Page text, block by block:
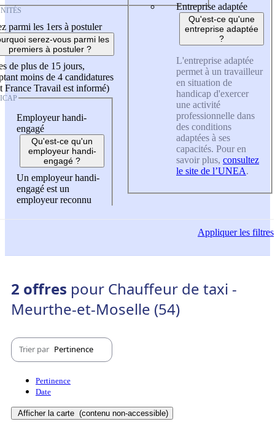
parmi les 1ers à postuler
serez-vous parmi les
premiers à postuler ?
de plus de 15 jours,
moins de 4 candidatures
France Travail est informé)
Employeur handi-
engagé
Qu'est-ce qu'un
employeur handi-
engagé ?
Un employeur handi-
engagé est un
employeur reconnu
Entreprise adaptée
Qu'est-ce qu'une
entreprise adaptée
?
L'entreprise adaptée
permet à un travailleur
en situation de
handicap d'exercer
une activité
professionnelle dans
des conditions
adaptées à ses
capacités. Pour en
savoir plus, consultez
le site de l’UNEA.
Appliquerles filtres
2 offres pour Chauffeur de taxi -
Meurthe-et-Moselle (54)
Trier par Pertinence
Pertinence
Date
Afficher la carte (contenu non-accessible)